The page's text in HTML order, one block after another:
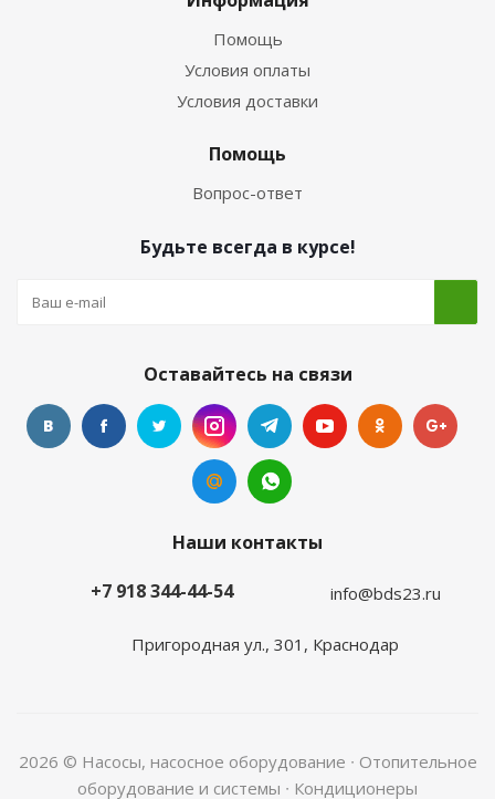
Помощь
Условия оплаты
Условия доставки
Помощь
Вопрос-ответ
Будьте всегда в курсе!
Оставайтесь на связи
Наши контакты
+7 918 344-44-54
info@bds23.ru
Пригородная ул., 301, Краснодар
2026 © Насосы, насосное оборудование ∙ Отопительное
оборудование и системы ∙ Кондиционеры